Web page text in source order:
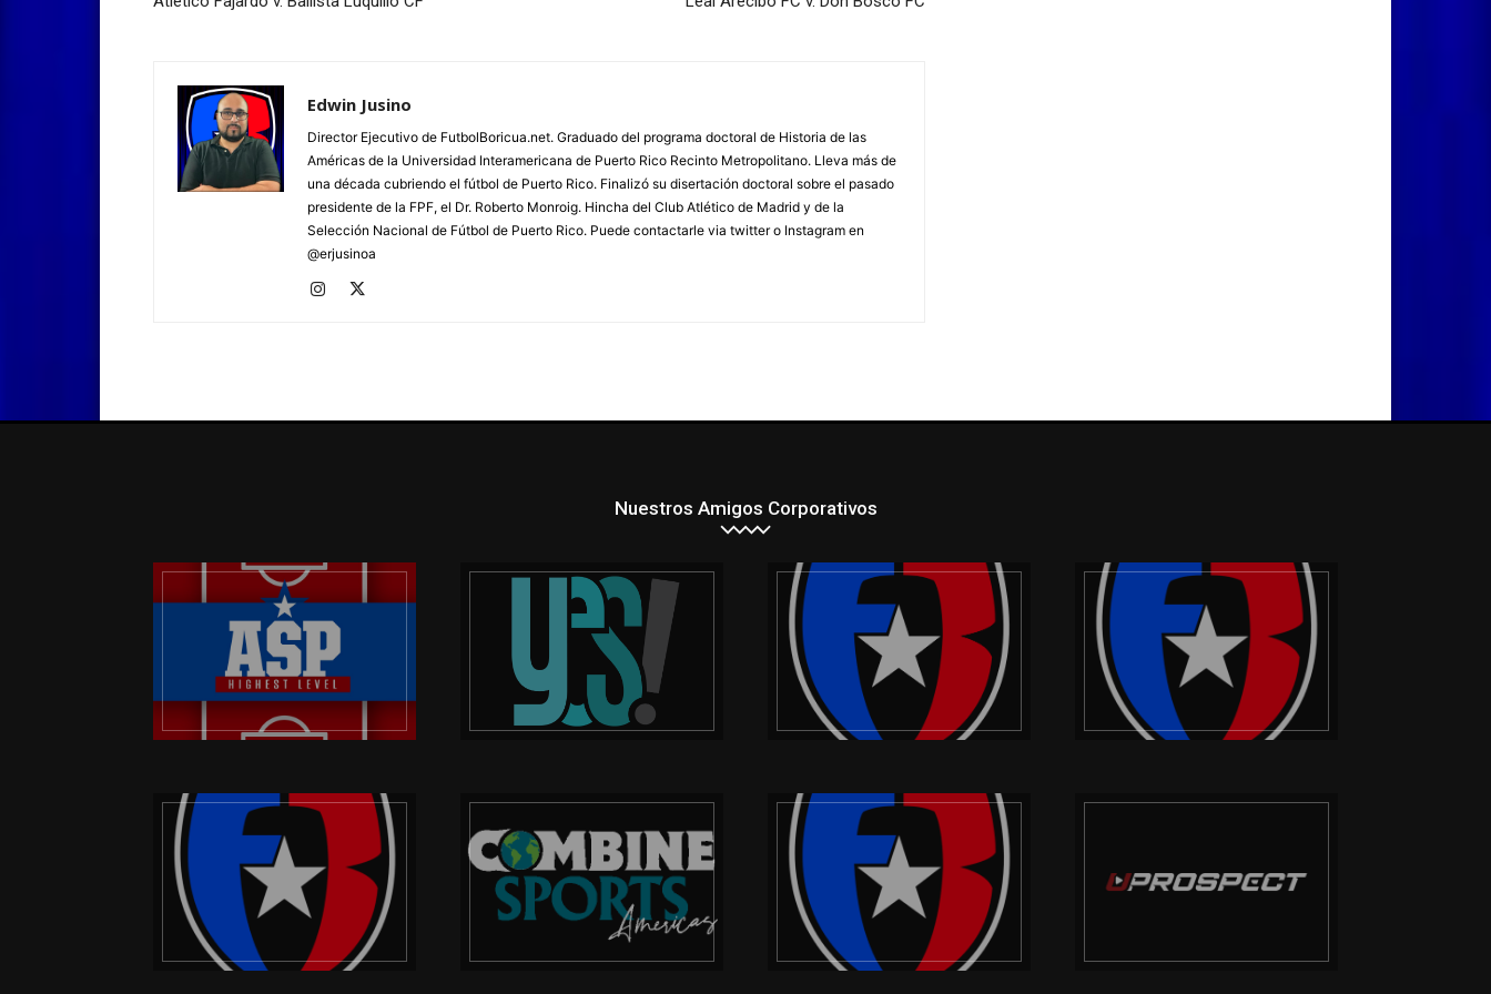
Edwin Jusino
Director Ejecutivo de FutbolBoricua.net. Graduado del programa doctoral de Historia de las
Américas de la Universidad Interamericana de Puerto Rico Recinto Metropolitano. Lleva más de
una década cubriendo el fútbol de Puerto Rico. Finalizó su disertación doctoral sobre el pasado
presidente de la FPF, el Dr. Roberto Monroig. Hincha del Club Atlético de Madrid y de la
Selección Nacional de Fútbol de Puerto Rico. Puede contactarle via twitter o Instagram en
@erjusinoa
Nuestros Amigos Corporativos